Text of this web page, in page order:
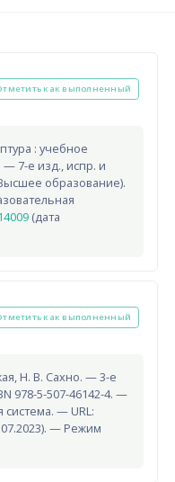
как выполненный
: учебное
7-е изд., испр. и
образование).
(дата
как выполненный
Н. В. Сахно. — 3-е
978-5-507-46142-4. —
— URL:
— Режим